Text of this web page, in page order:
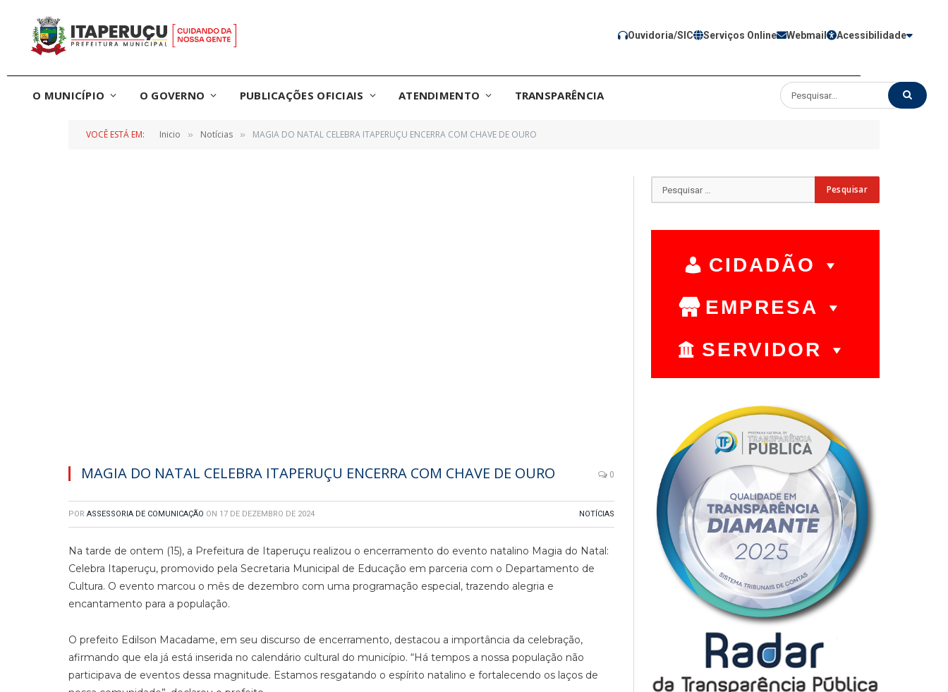
Ouvidoria/SIC Serviços Online Webmail Acessibilidade
O MUNICÍPIO O GOVERNO PUBLICAÇÕES OFICIAIS ATENDIMENTO TRANSPARÊNCIA
VOCÊ ESTÁ EM: Inicio » Notícias » MAGIA DO NATAL CELEBRA ITAPERUÇU ENCERRA COM CHAVE DE OURO
MAGIA DO NATAL CELEBRA ITAPERUÇU ENCERRA COM CHAVE DE OURO 0
POR ASSESSORIA DE COMUNICAÇÃO ON 17 DE DEZEMBRO DE 2024 NOTÍCIAS
Na tarde de ontem (15), a Prefeitura de Itaperuçu realizou o encerramento do evento natalino Magia do Natal:
Celebra Itaperuçu, promovido pela Secretaria Municipal de Educação em parceria com o Departamento de
Cultura. O evento marcou o mês de dezembro com uma programação especial, trazendo alegria e
encantamento para a população.
O prefeito Edilson Macadame, em seu discurso de encerramento, destacou a importância da celebração,
afirmando que ela já está inserida no calendário cultural do município. “Há tempos a nossa população não
participava de eventos dessa magnitude. Estamos resgatando o espírito natalino e fortalecendo os laços de
CIDADÃO
EMPRESA
SERVIDOR